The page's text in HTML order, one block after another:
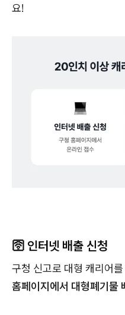
요!
🛜 인터넷 배출 신청
구청 신고로 대형 캐리어
홈페이지에서 대형폐기물